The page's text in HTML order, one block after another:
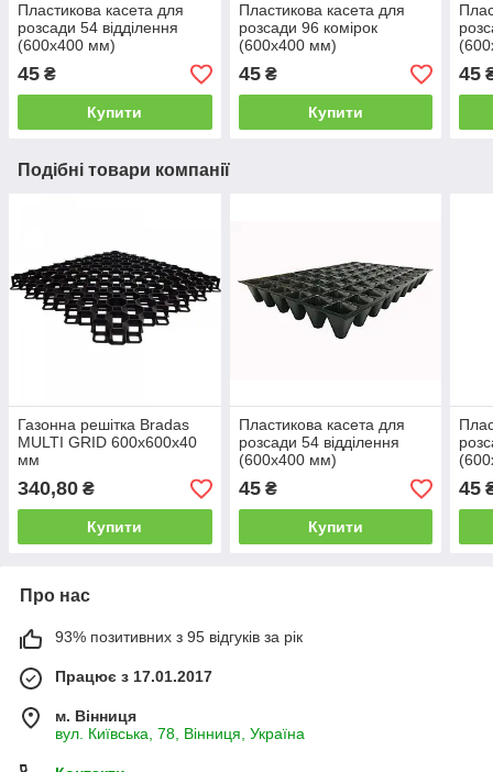
Пластикова касета для
розсади 54 відділення
(600х400 мм)
45 ₴
Купити
Пластикова касета для
розсади 96 комірок
(600х400 мм)
45₴
Купити
45
Подібні товари компанії
Газонна решітка Bradas
MULTI GRID 600х600х40
мм
340,80 ₴
Купити
Пластикова касета для
розсади 54 відділення
(600х400 мм)
45₴
Купити
45
Про нас
93% позитивних з 95 відгуків за рік
Працює з 17.01.2017
м. Вінниця
вул. Київська, 78, Вінниця, Україна